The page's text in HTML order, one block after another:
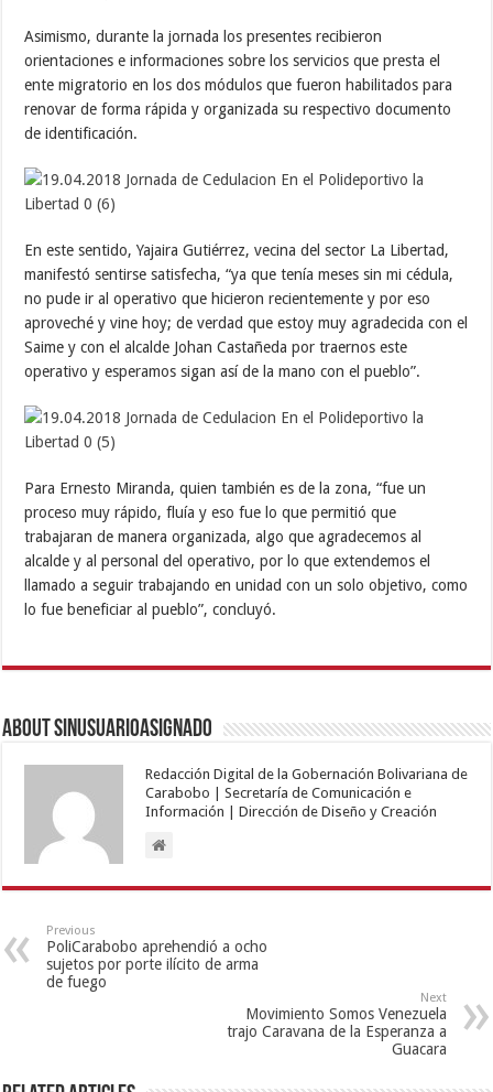
Asimismo, durante la jornada los presentes recibieron
orientaciones e informaciones sobre los servicios que presta el
ente migratorio en los dos módulos que fueron habilitados para
renovar de forma rápida y organizada su respectivo documento
de identificación.
En este sentido, Yajaira Gutiérrez, vecina del sector La Libertad,
manifestó sentirse satisfecha, “ya que tenía meses sin mi cédula,
no pude ir al operativo que hicieron recientemente y por eso
aproveché y vine hoy; de verdad que estoy muy agradecida con el
Saime y con el alcalde Johan Castañeda por traernos este
operativo y esperamos sigan así de la mano con el pueblo”.
Para Ernesto Miranda, quien también es de la zona, “fue un
proceso muy rápido, fluía y eso fue lo que permitió que
trabajaran de manera organizada, algo que agradecemos al
alcalde y al personal del operativo, por lo que extendemos el
llamado a seguir trabajando en unidad con un solo objetivo, como
lo fue beneficiar al pueblo”, concluyó.
About sinusuarioasignado
Redacción Digital de la Gobernación Bolivariana de
Carabobo | Secretaría de Comunicación e
Información | Dirección de Diseño y Creación
Previous
PoliCarabobo aprehendió a ocho
sujetos por porte ilícito de arma
de fuego
Next
Movimiento Somos Venezuela
trajo Caravana de la Esperanza a
Guacara